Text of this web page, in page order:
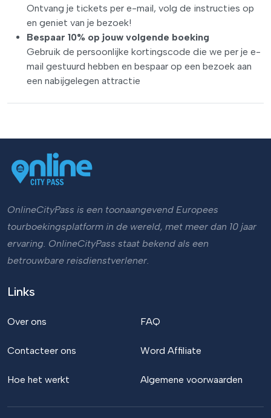
Ontvang je tickets per e-mail, volg de instructies op
en geniet van je bezoek!
Bespaar 10% op jouw volgende boeking
Gebruik de persoonlijke kortingscode die we per je e-
mail gestuurd hebben en bespaar op een bezoek aan
een nabijgelegen attractie
OnlineCityPass is een toonaangevend Europees
tourboekingsplatform in de wereld, met meer dan 10 jaar
ervaring. OnlineCityPass staat bekend als een
betrouwbare reisdienstverlener.
Links
Over ons
Contacteer ons
Hoe het werkt
FAQ
Word Affiliate
Algemene voorwaarden